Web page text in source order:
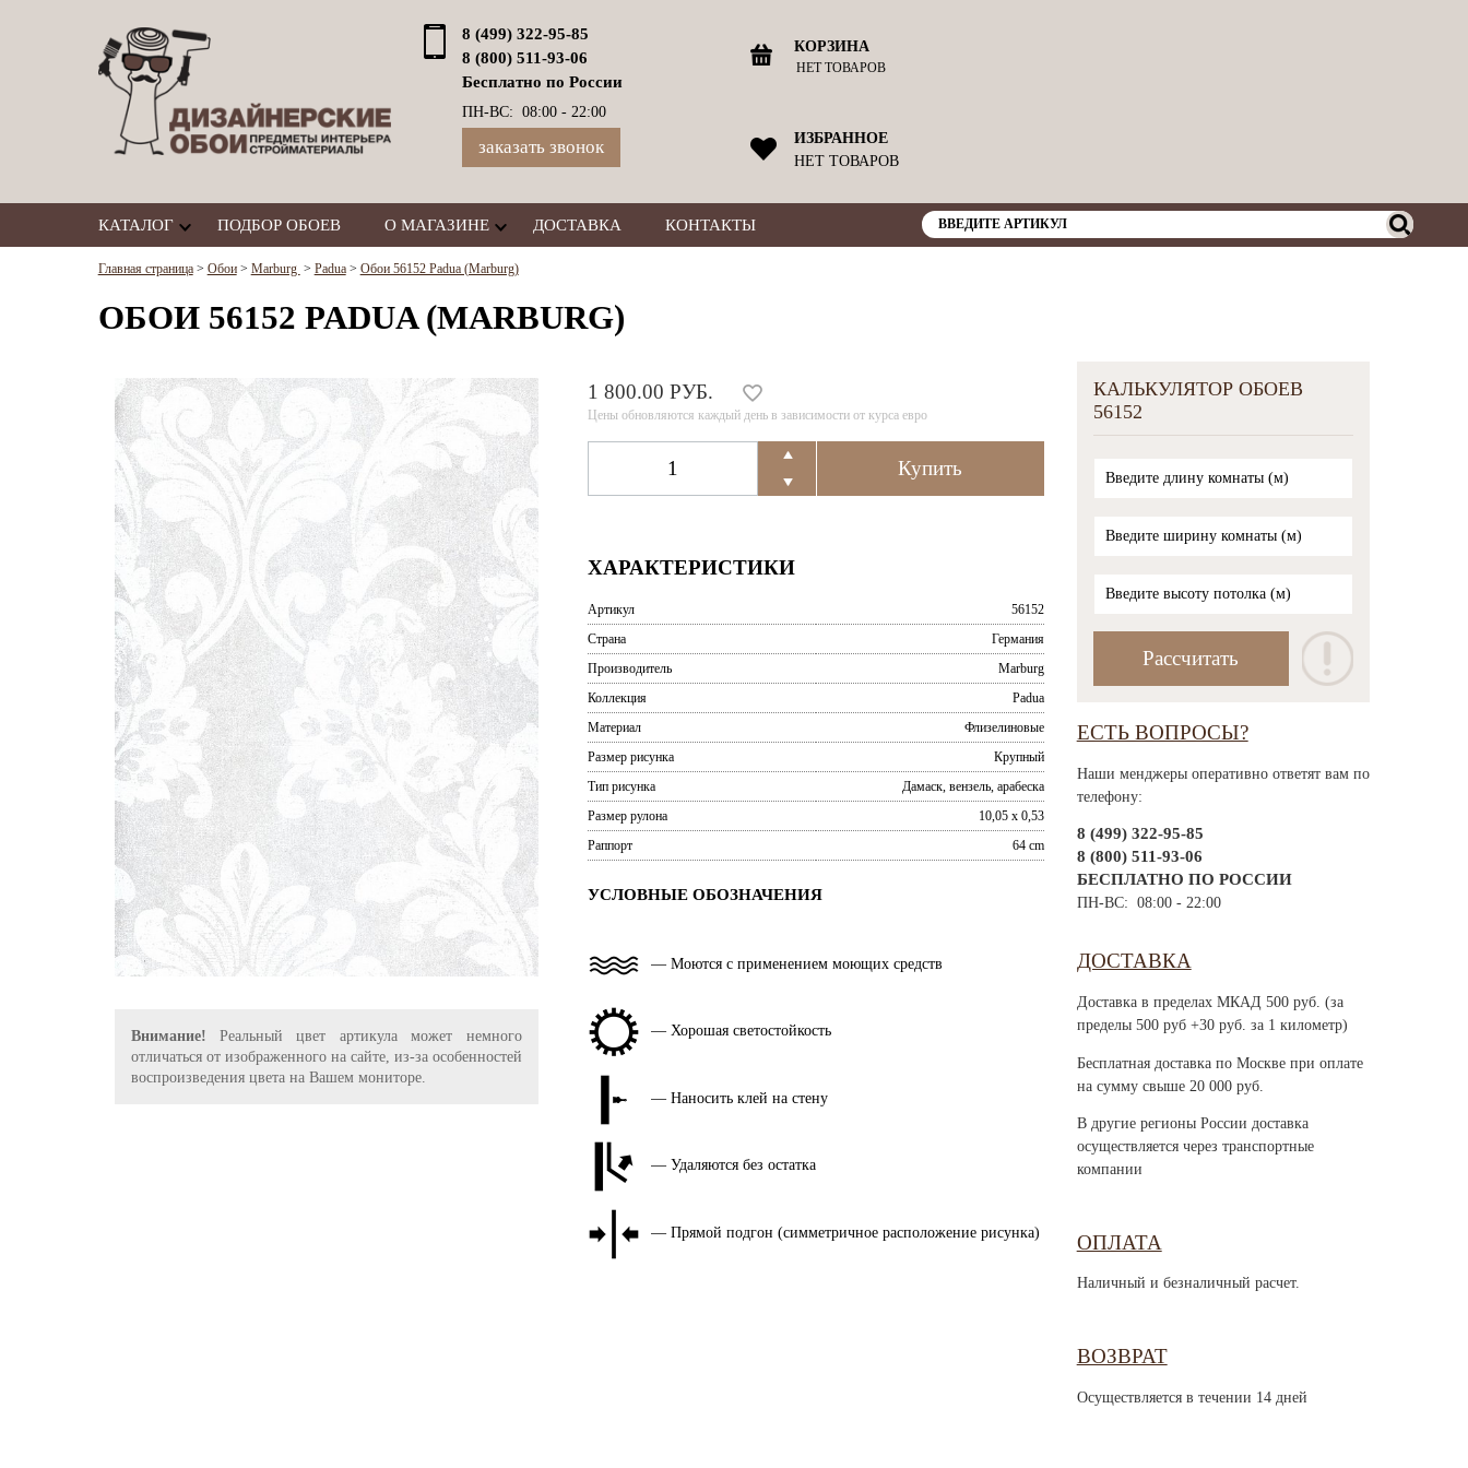
8 (499) 322-95-85
8 (800) 511-93-06
Бесплатно по России
ПН-ВС: 08:00 - 22:00
заказать звонок
КОРЗИНА
НЕТ ТОВАРОВ
ИЗБРАННОЕ
НЕТ ТОВАРОВ
КАТАЛОГ ПОДБОР ОБОЕВ О МАГАЗИНЕ ДОСТАВКА КОНТАКТЫ
Главная страница> Обои> Marburg > Padua> Обои 56152 Padua (Marburg)
ОБОИ 56152 PADUA (MARBURG)
Внимание! Реальный цвет артикула может немного
отличаться от изображенного на сайте, из-за особенностей
воспроизведения цвета на Вашем мониторе.
1 800.00 РУБ.
Цены обновляются каждый день в зависимости от курса евро
ХАРАКТЕРИСТИКИ
Артикул
56152
Страна
Германия
Производитель
Marburg
Коллекция
Padua
Материал
Флизелиновые
Размер рисунка
Крупный
Тип рисунка
Дамаск, вензель, арабеска
Размер рулона
10,05 x 0,53
Раппорт
64 cm
УСЛОВНЫЕ ОБОЗНАЧЕНИЯ
— Моются с применением моющих средств
— Хорошая светостойкость
— Наносить клей на стену
— Удаляются без остатка
— Прямой подгон (симметричное расположение рисунка)
КАЛЬКУЛЯТОР ОБОЕВ
56152
ЕСТЬ ВОПРОСЫ?
Наши менджеры оперативно ответят вам по
телефону:
8 (499) 322-95-85
8 (800) 511-93-06
БЕСПЛАТНО ПО РОССИИ
ПН-ВС: 08:00 - 22:00
ДОСТАВКА
Доставка в пределах МКАД 500 руб. (за
пределы 500 руб +30 руб. за 1 километр)
Бесплатная доставка по Москве при оплате
на сумму свыше 20 000 руб.
В другие регионы России доставка
осуществляется через транспортные
компании
ОПЛАТА
Наличный и безналичный расчет.
ВОЗВРАТ
Осуществляется в течении 14 дней